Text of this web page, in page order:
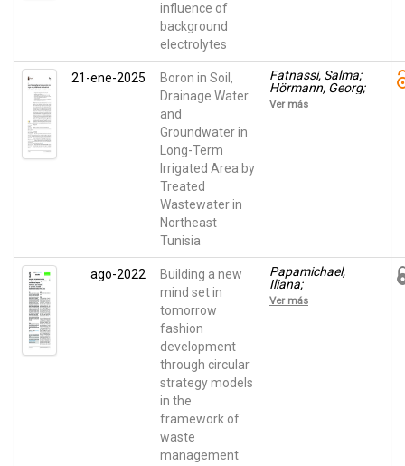
influence of
background
electrolytes
21-ene-2025
Boron in Soil,
Drainage Water
and
Groundwater in
Long-Term
Irrigated Area by
Treated
Wastewater in
Northeast
Tunisia
Fatnassi, Salma;
Hörmann, Georg;
Fohrer, Nicola;
Navarro-
Ver más
ago-2022
Building a new
mind set in
tomorrow
fashion
development
through circular
strategy models
in the
framework of
waste
management
Papamichael,
Iliana;
Chatziparaskeva,
Georgia;
Ver más